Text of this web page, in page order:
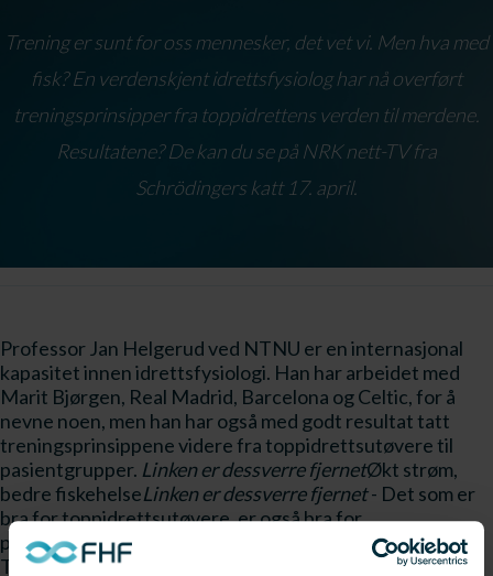
Trening er sunt for oss mennesker, det vet vi. Men hva med
fisk? En verdenskjent idrettsfysiolog har nå overført
treningsprinsipper fra toppidrettens verden til merdene.
Resultatene? De kan du se på NRK nett-TV fra
Schrödingers katt 17. april.
Professor Jan Helgerud ved NTNU er en internasjonal
kapasitet innen idrettsfysiologi. Han har arbeidet med
Marit Bjørgen, Real Madrid, Barcelona og Celtic, for å
nevne noen, men han har også med godt resultat tatt
treningsprinsippene videre fra toppidrettsutøvere til
pasientgrupper. Linken er dessverre fjernetØkt strøm,
bedre fiskehelseLinken er dessverre fjernet- Det som er
bra for toppidrettsutøvere, er også bra for
pasientgrupper, forklarer prosjektleder Harald Takle. -
Tanken bak prosjektet har vært å overføre denne